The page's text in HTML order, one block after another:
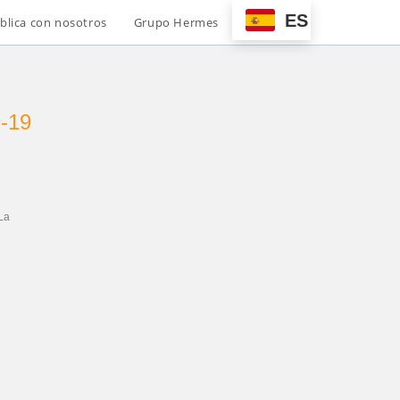
con nosotros Grupo Hermes ES
19